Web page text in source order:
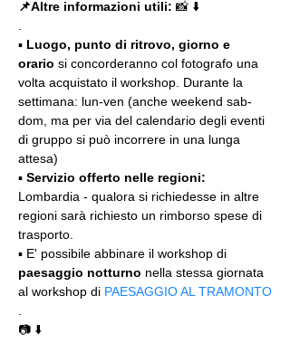
📌Altre informazioni utili: 📸 ⬇️
▪️ Luogo, punto di ritrovo, giorno e
orario si concorderanno col fotografo una
volta acquistato il workshop. Durante la
settimana: lun-ven (anche weekend sab-
dom, ma per via del calendario degli eventi
di gruppo si può incorrere in una lunga
attesa)
▪️ Servizio offerto nelle regioni:
Lombardia - qualora si richiedesse in altre
regioni sarà richiesto un rimborso spese di
trasporto.
▪️ E' possibile abbinare il workshop di
paesaggio notturno nella stessa giornata
al workshop di PAESAGGIO AL TRAMONTO
📷 ⬇️